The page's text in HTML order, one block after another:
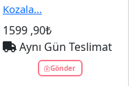
Kozala...
1599 ,90₺
Aynı Gün Teslimat
Gönder